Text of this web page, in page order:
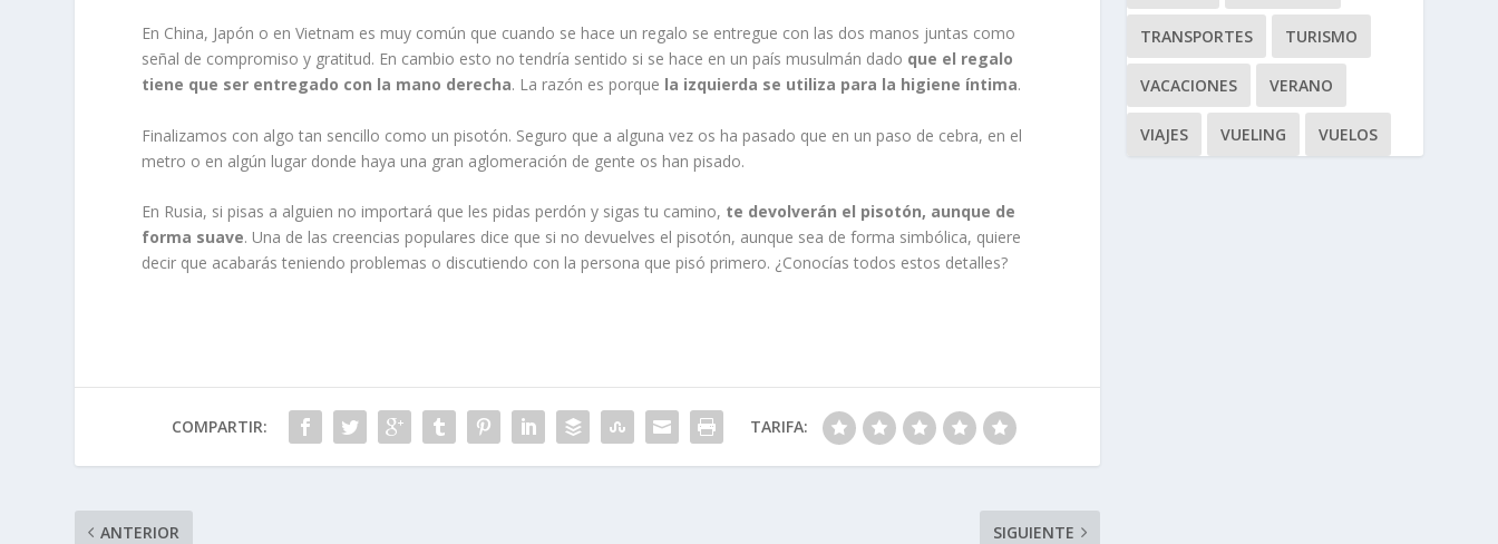
En China, Japón o en Vietnam es muy común que cuando se hace un regalo se entregue con las dos manos juntas como
señal de compromiso y gratitud. En cambio esto no tendría sentido si se hace en un país musulmán dado que el regalo
tiene que ser entregado con la mano derecha. La razón es porque la izquierda se utiliza para la higiene íntima.
Finalizamos con algo tan sencillo como un pisotón. Seguro que a alguna vez os ha pasado que en un paso de cebra, en el
metro o en algún lugar donde haya una gran aglomeración de gente os han pisado.
En Rusia, si pisas a alguien no importará que les pidas perdón y sigas tu camino, te devolverán el pisotón, aunque de
forma suave. Una de las creencias populares dice que si no devuelves el pisotón, aunque sea de forma simbólica, quiere
decir que acabarás teniendo problemas o discutiendo con la persona que pisó primero. ¿Conocías todos estos detalles?
COMPARTIR: TARIFA:
ANTERIOR SIGUIENTE
TRANSPORTES TURISMO
VACACIONES VERANO
VIAJES VUELING VUELOS